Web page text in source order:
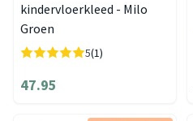
kindervloerkleed - Milo
Groen
5(1)
47.95